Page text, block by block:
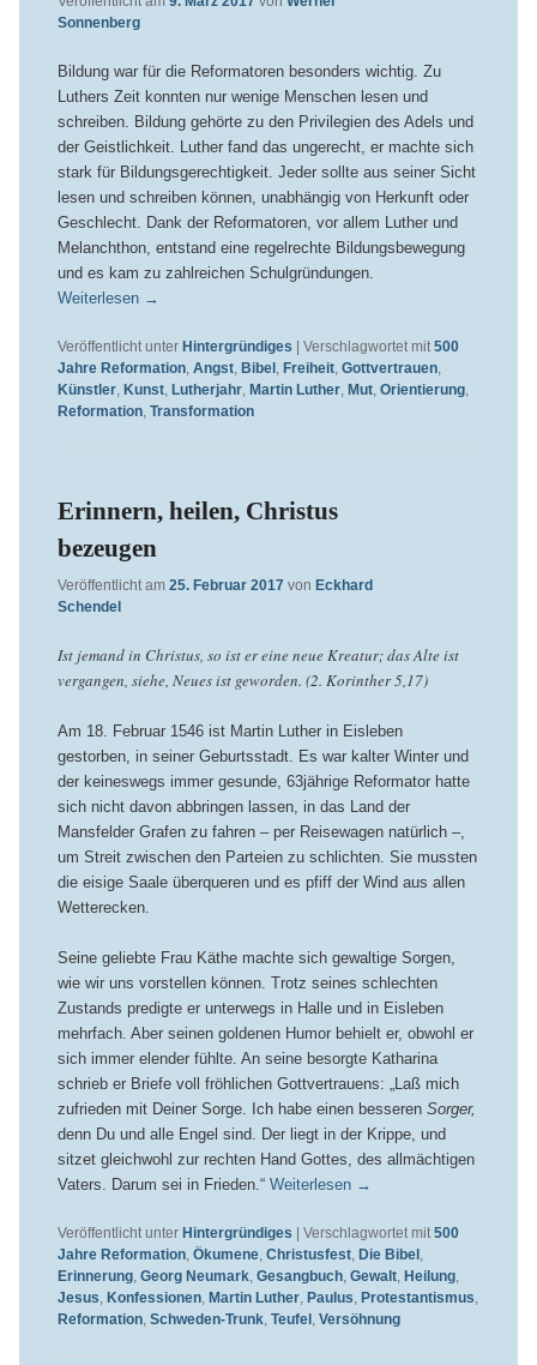
Sonnenberg
Bildung war für die Reformatoren besonders wichtig. Zu
Luthers Zeit konnten nur wenige Menschen lesen und
schreiben. Bildung gehörte zu den Privilegien des Adels und
der Geistlichkeit. Luther fand das ungerecht, er machte sich
stark für Bildungsgerechtigkeit. Jeder sollte aus seiner Sicht
lesen und schreiben können, unabhängig von Herkunft oder
Geschlecht. Dank der Reformatoren, vor allem Luther und
Melanchthon, entstand eine regelrechte Bildungsbewegung
und es kam zu zahlreichen Schulgründungen.
Weiterlesen →
Veröffentlicht unter Hintergründiges Verschlagwortet mit 500
Jahre Reformation, Angst, Bibel , Freiheit, Gottvertrauen,
Künstler, Kunst, Lutherjahr, Martin Luther, Mut, Orientierung,
Reformation, Transformation
Erinnern, heilen, Christus
bezeugen
Veröffentlicht am 25. Februar 2017 von Eckhard
Schendel
Ist jemand in Christus, so ist er eine neue Kreatur; das Alte ist
vergangen, siehe, Neues ist geworden. (2. Korinther 5,17)
Am 18. Februar 1546 ist Martin Luther in Eisleben
gestorben, in seiner Geburtsstadt. Es war kalter Winter und
der keineswegs immer gesunde, 63jährige Reformator hatte
sich nicht davon abbringen lassen, in das Land der
Mansfelder Grafen zu fahren – per Reisewagen natürlich –,
um Streit zwischen den Parteien zu schlichten. Sie mussten
die eisige Saale überqueren und es pfiff der Wind aus allen
Wetterecken.
Seine geliebte Frau Käthe machte sich gewaltige Sorgen,
wie wir uns vorstellen können. Trotz seines schlechten
Zustands predigte er unterwegs in Halle und in Eisleben
mehrfach. Aber seinen goldenen Humor behielt er, obwohl er
sich immer elender fühlte. An seine besorgte Katharina
schrieb er Briefe voll fröhlichen Gottvertrauens: „Laß mich
zufrieden mit Deiner Sorge. Ich habe einen besseren Sorger,
denn Du und alle Engel sind. Der liegt in der Krippe, und
sitzet gleichwohl zur rechten Hand Gottes, des allmächtigen
Vaters. Darum sei in Frieden.“ Weiterlesen →
Veröffentlicht unter Hintergründiges Verschlagwortet mit 500
Jahre Reformation, Ökumene, Christusfest, Die Bibel ,
Erinnerung, Georg Neumark, Gesangbuch, Gewalt, Heilung,
Jesus, Konfessionen, Martin Luther, Paulus, Protestantismus,
Reformation, Schweden-Trunk, Teufel , Versöhnung